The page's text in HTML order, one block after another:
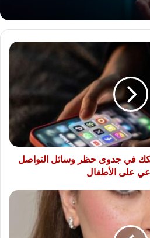
يشكك في جدوى حظر وسائل التواصل
على الأطفال